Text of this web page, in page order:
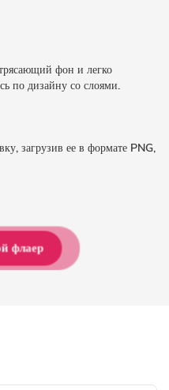
фон и легко
по дизайну со слоями.
загрузив ее в формате PNG,
флаер